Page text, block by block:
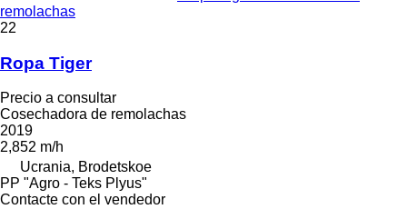
remolachas
22
Ropa Tiger
Precio a consultar
Cosechadora de remolachas
2019
2,852 m/h
Ucrania, Brodetskoe
PP "Agro - Teks Plyus"
Contacte con el vendedor